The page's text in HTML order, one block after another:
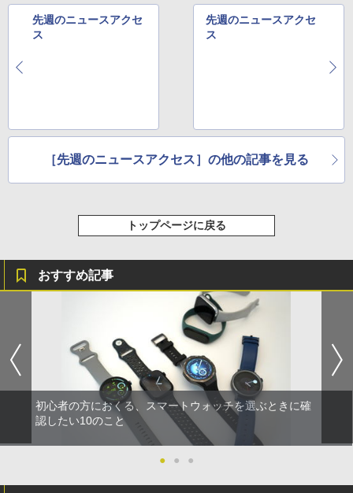
先週のニュースアクセ
ス
先週のニュースアクセ
ス
［先週のニュースアクセス］の他の記事を見る
トップページに戻る
おすすめ記事
初心者の方におくる、スマートウォッチを選ぶときに確
認したい10のこと
● ● ●